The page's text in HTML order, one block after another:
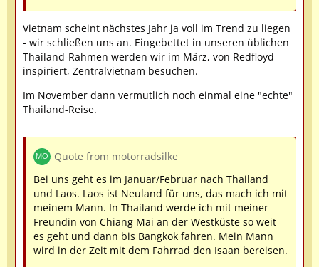
Vietnam scheint nächstes Jahr ja voll im Trend zu liegen
- wir schließen uns an. Eingebettet in unseren üblichen
Thailand-Rahmen werden wir im März, von Redfloyd
inspiriert, Zentralvietnam besuchen.
Im November dann vermutlich noch einmal eine "echte"
Thailand-Reise.
Quote from motorradsilke
Bei uns geht es im Januar/Februar nach Thailand
und Laos. Laos ist Neuland für uns, das mach ich mit
meinem Mann. In Thailand werde ich mit meiner
Freundin von Chiang Mai an der Westküste so weit
es geht und dann bis Bangkok fahren. Mein Mann
wird in der Zeit mit dem Fahrrad den Isaan bereisen.